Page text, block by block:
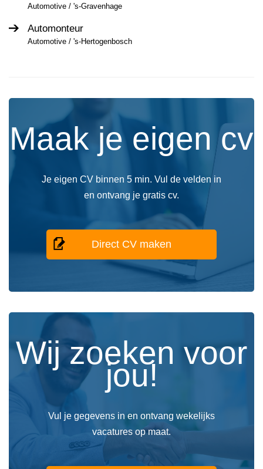
Automotive / 's-Gravenhage
Automonteur
Automotive / 's-Hertogenbosch
Maak je eigen cv
Je eigen CV binnen 5 min. Vul de velden in
en ontvang je gratis cv.
Direct CV maken
Wij zoeken voor
jou!
Vul je gegevens in en ontvang wekelijks
vacatures op maat.